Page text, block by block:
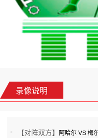
录像说明
【对阵双方】 阿哈尔 VS 梅